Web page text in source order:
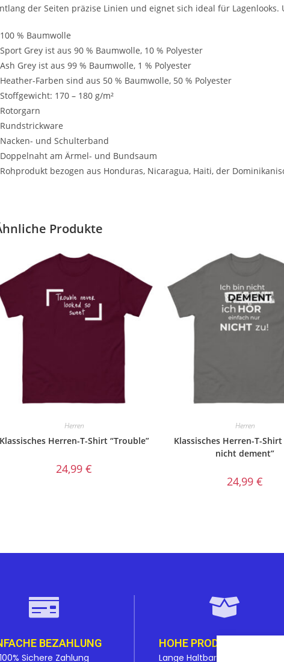
der Seiten präzise Linien und eignet sich ideal für
100 % Baumwolle
Sport Grey ist aus 90 % Baumwolle, 10 % Polyester
Ash Grey ist aus 99 % Baumwolle, 1 % Polyester
Heather-Farben sind aus 50 % Baumwolle, 50 % Polyester
Stoffgewicht: 170 – 180 g/m²
Rotorgarn
Rundstrickware
Nacken- und Schulterband
Doppelnaht am Ärmel- und Bundsaum
Rohprodukt bezogen aus Honduras, Nicaragua, Haiti, der
Produkte
Herren
Klassisches Herren-T-Shirt “Trouble”
24,99€
Herren
Klassisches Herren-T-Shirt
nicht dement”
24,99€
BEZAHLUNG
100% Sichere Zahlung
HOHE PRODUKTQUALITÄT
Lange Haltbarkeit bei den Prints